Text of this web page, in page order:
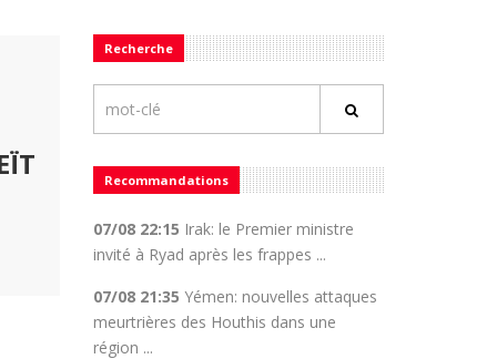
Recherche
Recommandations
07/08 22:15 Irak: le Premier ministre
invité à Ryad après les frappes ...
07/08 21:35 Yémen: nouvelles attaques
meurtrières des Houthis dans une
région ...